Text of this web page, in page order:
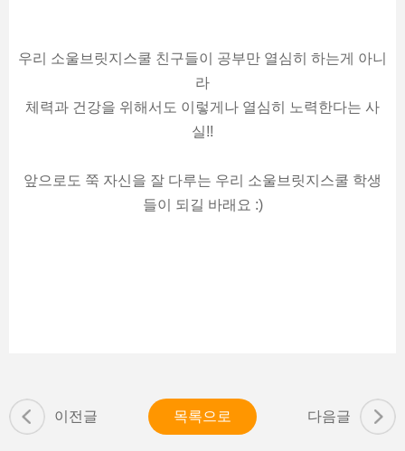
우리 소울브릿지스쿨 친구들이 공부만 열심히 하는게 아니
라
체력과 건강을 위해서도 이렇게나 열심히 노력한다는 사
실!!
앞으로도 쭉 자신을 잘 다루는 우리 소울브릿지스쿨 학생
들이 되길 바래요 :)
이전글 목록으로 다음글